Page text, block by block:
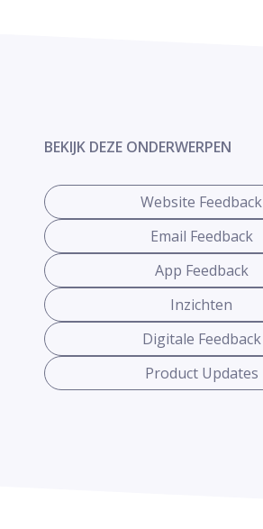
BEKIJK DEZE ONDERWERPEN
Website Feedback
Email Feedback
App Feedback
Inzichten
Digitale Feedback
Product Updates